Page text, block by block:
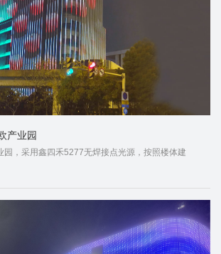
产业园
园，采用鑫四禾5277无焊接点光源，按照楼体建